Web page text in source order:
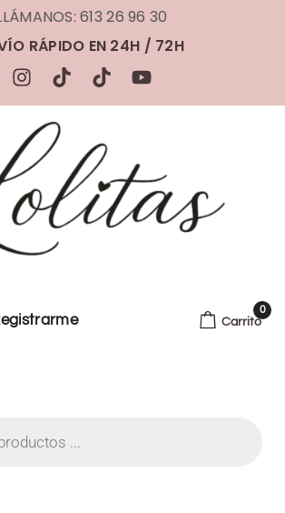
613 26 96 30
RÁPIDO EN 24H / 72H
Carrito
0